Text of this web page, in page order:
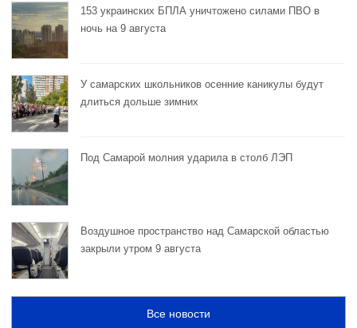
153 украинских БПЛА уничтожено силами ПВО в
ночь на 9 августа
У самарских школьников осенние каникулы будут
длиться дольше зимних
Под Самарой молния ударила в столб ЛЭП
Воздушное пространство над Самарской областью
закрыли утром 9 августа
Все новости